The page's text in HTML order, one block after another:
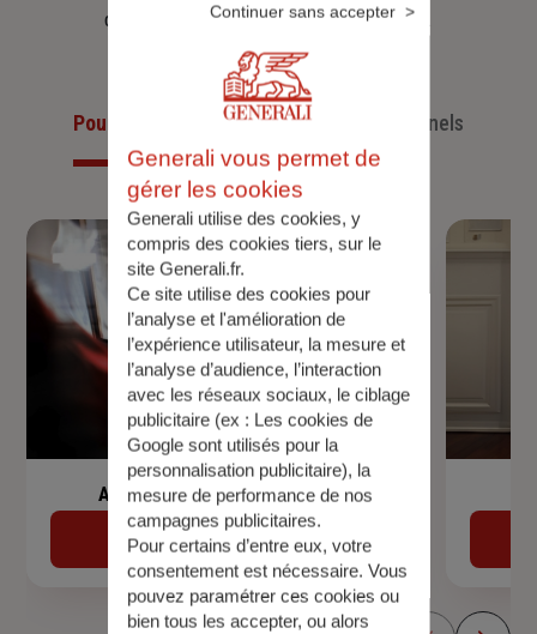
d’aujourd’hui et anticiper ceux de demain.
Pour les particuliersPour les professionnels
Assurance de prêt immobilier
Découvrir
Generali vous permet de
gérer les cookies
Generali utilise des cookies, y
compris des cookies tiers, sur le
site Generali.fr.
Ce site utilise des cookies pour
l’analyse et l'amélioration de
l’expérience utilisateur, la mesure et
l’analyse d’audience, l’interaction
avec les réseaux sociaux, le ciblage
publicitaire (ex : Les cookies de
Google sont utilisés pour la
personnalisation publicitaire), la
mesure de performance de nos
campagnes publicitaires.
Pour certains d’entre eux, votre
consentement est nécessaire. Vous
pouvez paramétrer ces cookies ou
bien tous les accepter, ou alors
Continuer sans accepter